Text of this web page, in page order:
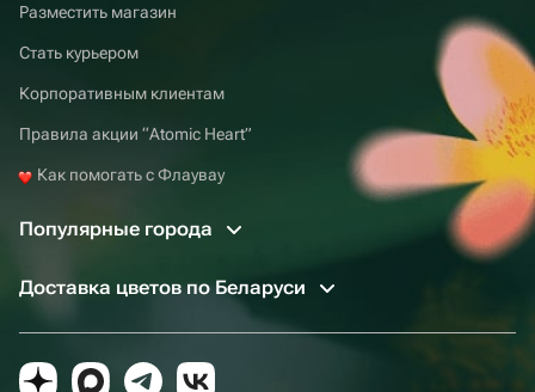
Разместить магазин
Стать курьером
Корпоративным клиентам
Правила акции “Atomic Heart”
Как помогать с Флаувау
Популярные города
Доставка цветов по Беларуси